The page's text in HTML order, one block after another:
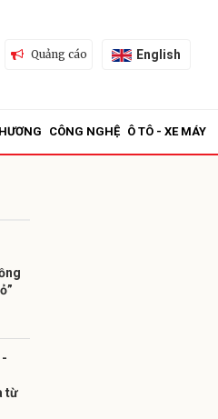
Quảng cáo English
CÔNG NGHỆ Ô TÔ - XE MÁY
từ